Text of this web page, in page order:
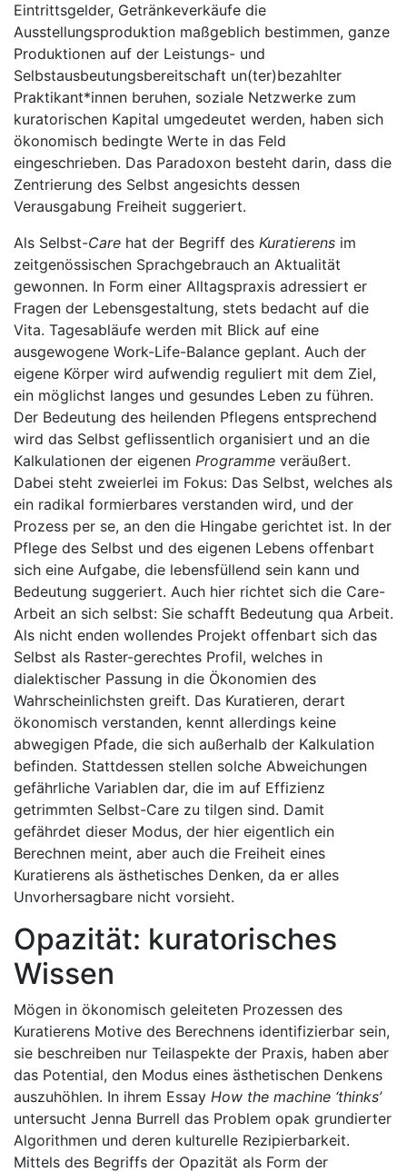
Eintrittsgelder, Getränkeverkäufe die
Ausstellungsproduktion maßgeblich bestimmen, ganze
Produktionen auf der Leistungs- und
Selbstausbeutungsbereitschaft un(ter)bezahlter
Praktikant*innen beruhen, soziale Netzwerke zum
kuratorischen Kapital umgedeutet werden, haben sich
ökonomisch bedingte Werte in das Feld
eingeschrieben. Das Paradoxon besteht darin, dass die
Zentrierung des Selbst angesichts dessen
Verausgabung Freiheit suggeriert.
Als Selbst-Care hat der Begriff des Kuratierens im
zeitgenössischen Sprachgebrauch an Aktualität
gewonnen. In Form einer Alltagspraxis adressiert er
Fragen der Lebensgestaltung, stets bedacht auf die
Vita. Tagesabläufe werden mit Blick auf eine
ausgewogene Work-Life-Balance geplant. Auch der
eigene Körper wird aufwendig reguliert mit dem Ziel,
ein möglichst langes und gesundes Leben zu führen.
Der Bedeutung des heilenden Pflegens entsprechend
wird das Selbst geflissentlich organisiert und an die
Kalkulationen der eigenen Programme veräußert.
Dabei steht zweierlei im Fokus: Das Selbst, welches als
ein radikal formierbares verstanden wird, und der
Prozess per se, an den die Hingabe gerichtet ist. In der
Pflege des Selbst und des eigenen Lebens offenbart
sich eine Aufgabe, die lebensfüllend sein kann und
Bedeutung suggeriert. Auch hier richtet sich die Care-
Arbeit an sich selbst: Sie schafft Bedeutung qua Arbeit.
Als nicht enden wollendes Projekt offenbart sich das
Selbst als Raster-gerechtes Profil, welches in
dialektischer Passung in die Ökonomien des
Wahrscheinlichsten greift. Das Kuratieren, derart
ökonomisch verstanden, kennt allerdings keine
abwegigen Pfade, die sich außerhalb der Kalkulation
befinden. Stattdessen stellen solche Abweichungen
gefährliche Variablen dar, die im auf Effizienz
getrimmten Selbst-Care zu tilgen sind. Damit
gefährdet dieser Modus, der hier eigentlich ein
Berechnen meint, aber auch die Freiheit eines
Kuratierens als ästhetisches Denken, da er alles
Unvorhersagbare nicht vorsieht.
Opazität: kuratorisches
Wissen
Mögen in ökonomisch geleiteten Prozessen des
Kuratierens Motive des Berechnens identifizierbar sein,
sie beschreiben nur Teilaspekte der Praxis, haben aber
das Potential, den Modus eines ästhetischen Denkens
auszuhöhlen. In ihrem Essay How the machine ‘thinks’
untersucht Jenna Burrell das Problem opak grundierter
Algorithmen und deren kulturelle Rezipierbarkeit.
Mittels des Begriffs der Opazität als Form der